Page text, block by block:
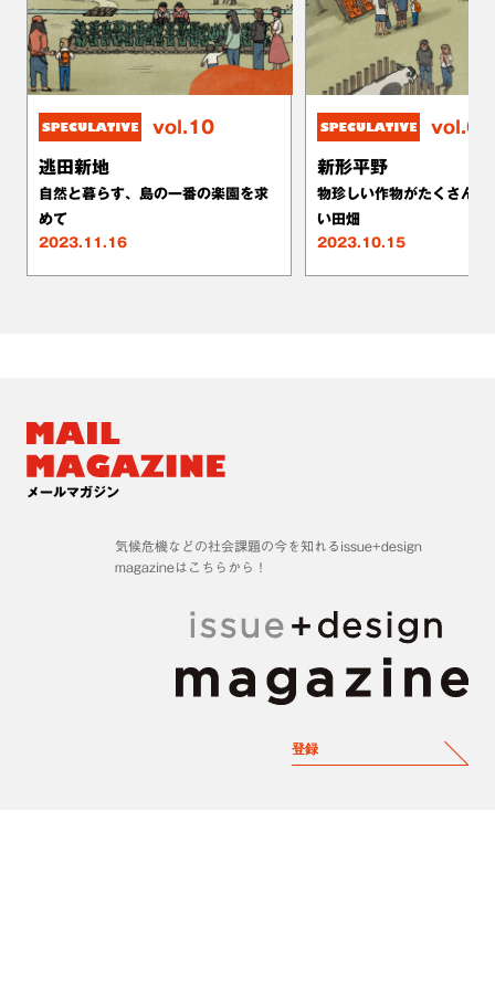
vol.10
逃田新地
自然と暮らす、島の一番の楽園を求
めて
2023.11.16
vol.09
新形平野
物珍しい作物がたくさん獲
い田畑
2023.10.15
メールマガジン
気候危機などの社会課題の今を知れるissue+design
magazineはこちらから！
登録